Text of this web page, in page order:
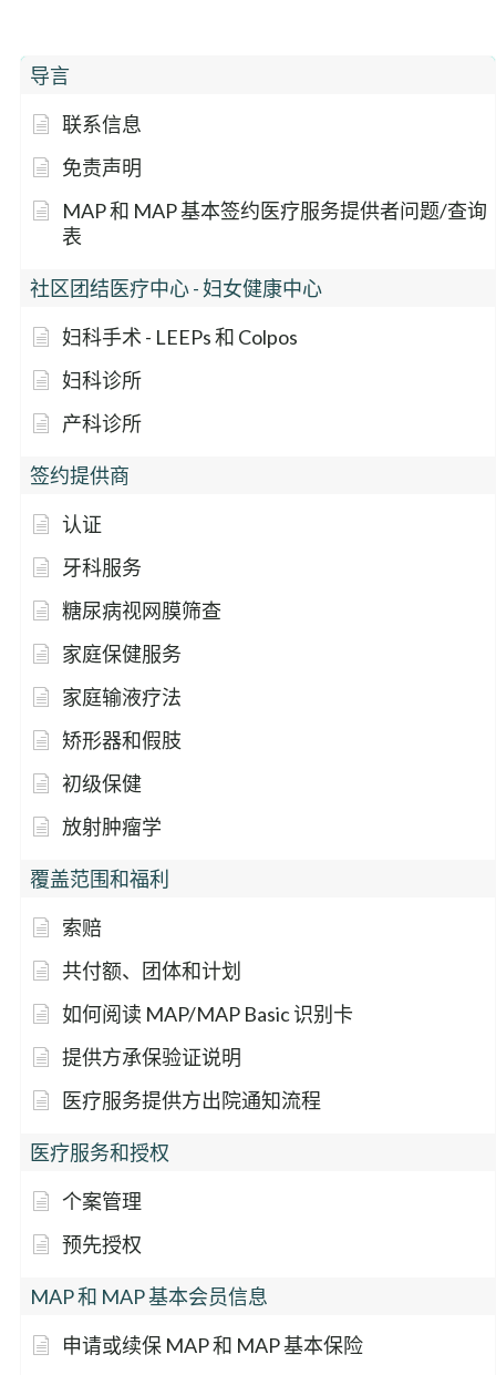
导言
联系信息
免责声明
MAP 和 MAP 基本签约医疗服务提供者问题/查询
表
社区团结医疗中心 - 妇女健康中心
妇科手术 - LEEPs 和 Colpos
妇科诊所
产科诊所
签约提供商
认证
牙科服务
糖尿病视网膜筛查
家庭保健服务
家庭输液疗法
矫形器和假肢
初级保健
放射肿瘤学
覆盖范围和福利
索赔
共付额、团体和计划
如何阅读 MAP/MAP Basic 识别卡
提供方承保验证说明
医疗服务提供方出院通知流程
医疗服务和授权
个案管理
预先授权
MAP 和 MAP 基本会员信息
申请或续保 MAP 和 MAP 基本保险